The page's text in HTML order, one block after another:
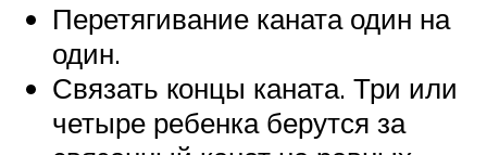
Перетягивание каната один на
один.
Связать концы каната. Три или
четыре ребенка берутся за